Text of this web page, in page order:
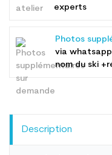
experts
Photos
via
nom du ski
Description